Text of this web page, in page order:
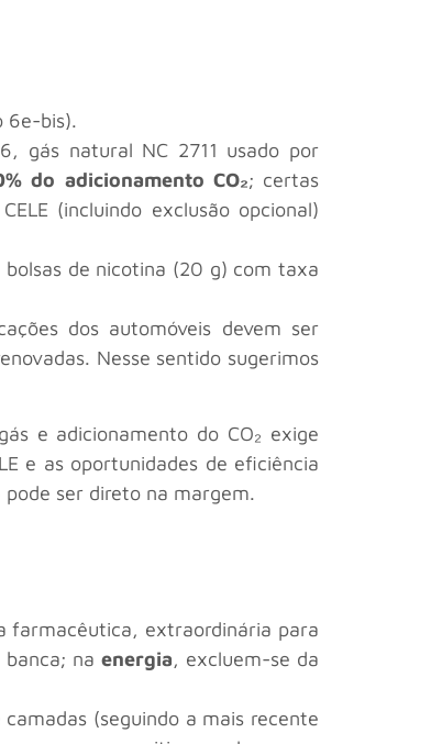
6e-bis).
gás natural NC 2711 usado por
do adicionamento CO₂; certas
(incluindo exclusão opcional)
de nicotina (20 g) com taxa
dos automóveis devem ser
Nesse sentido sugerimos
e adicionamento do CO₂ exige
e as oportunidades de eficiência
ser direto na margem.
farmacêutica, extraordinária para
na energia, excluem-se da
(seguindo a mais recente